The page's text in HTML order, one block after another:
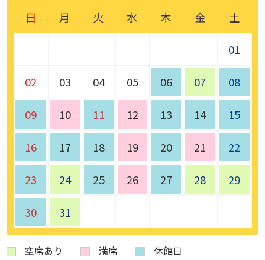
日 月 火 水 木 金 土
01
02 03 04 05 06 07 08
09 10 11 12 13 14 15
16 17 18 19 20 21 22
23 24 25 26 27 28 29
30 31
空席あり 満席
休館日